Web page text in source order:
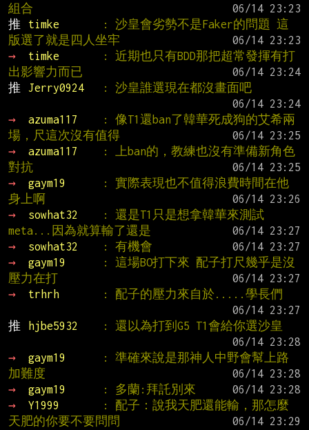
組合
推
timke
: 沙皇會劣勢不是Faker的問題 這
版選了就是四人坐牢
→
timke
: 近期也只有BDD那把超常發揮有打
出影響力而已
推
Jerry0924
: 沙皇誰選現在都沒畫面吧
→
azuma117
: 像T1還ban了韓華死成狗的艾希兩
場，尺這次沒有值得
→
azuma117
: 上ban的，教練也沒有準備新角色
對抗
→
gaym19
: 實際表現也不值得浪費時間在他
身上啊
→
sowhat32
: 還是T1只是想拿韓華來測試
meta...因為就算輸了還是
→
sowhat32 : 有機會
→
gaym19
: 這場BO打下來 配子打尺幾乎是沒
壓力在打
→
trhrh
: 配子的壓力來自於.....學長們
推
hjbe5932
: 還以為打到G5 T1會給你選沙皇
→
gaym19
: 準確來說是那神人中野會幫上路
加難度
→
gaym19 : 多蘭:拜託別來
→
Y1999
: 配子：說我天肥還能輸，那怎麼
天肥的你要不要問問